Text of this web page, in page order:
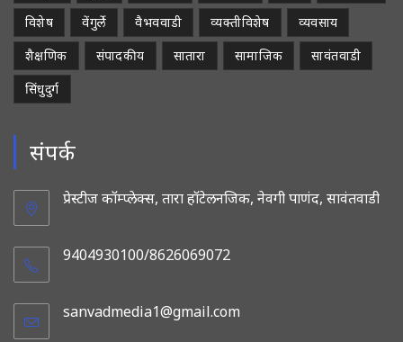
विशेष
वेंगुर्ले वैभववाडी व्यक्तीविशेष
व्यवसाय
शैक्षणिक
संपादकीय सातारा सामाजिक
सावंतवाडी
सिंधुदुर्ग
संपर्क
प्रेस्टीज कॉम्प्लेक्स, तारा हॉटेलनजिक, नेवगी पाणंद, सावंतवाडी
9404930100/8626069072
sanvadmedia1@gmail.com